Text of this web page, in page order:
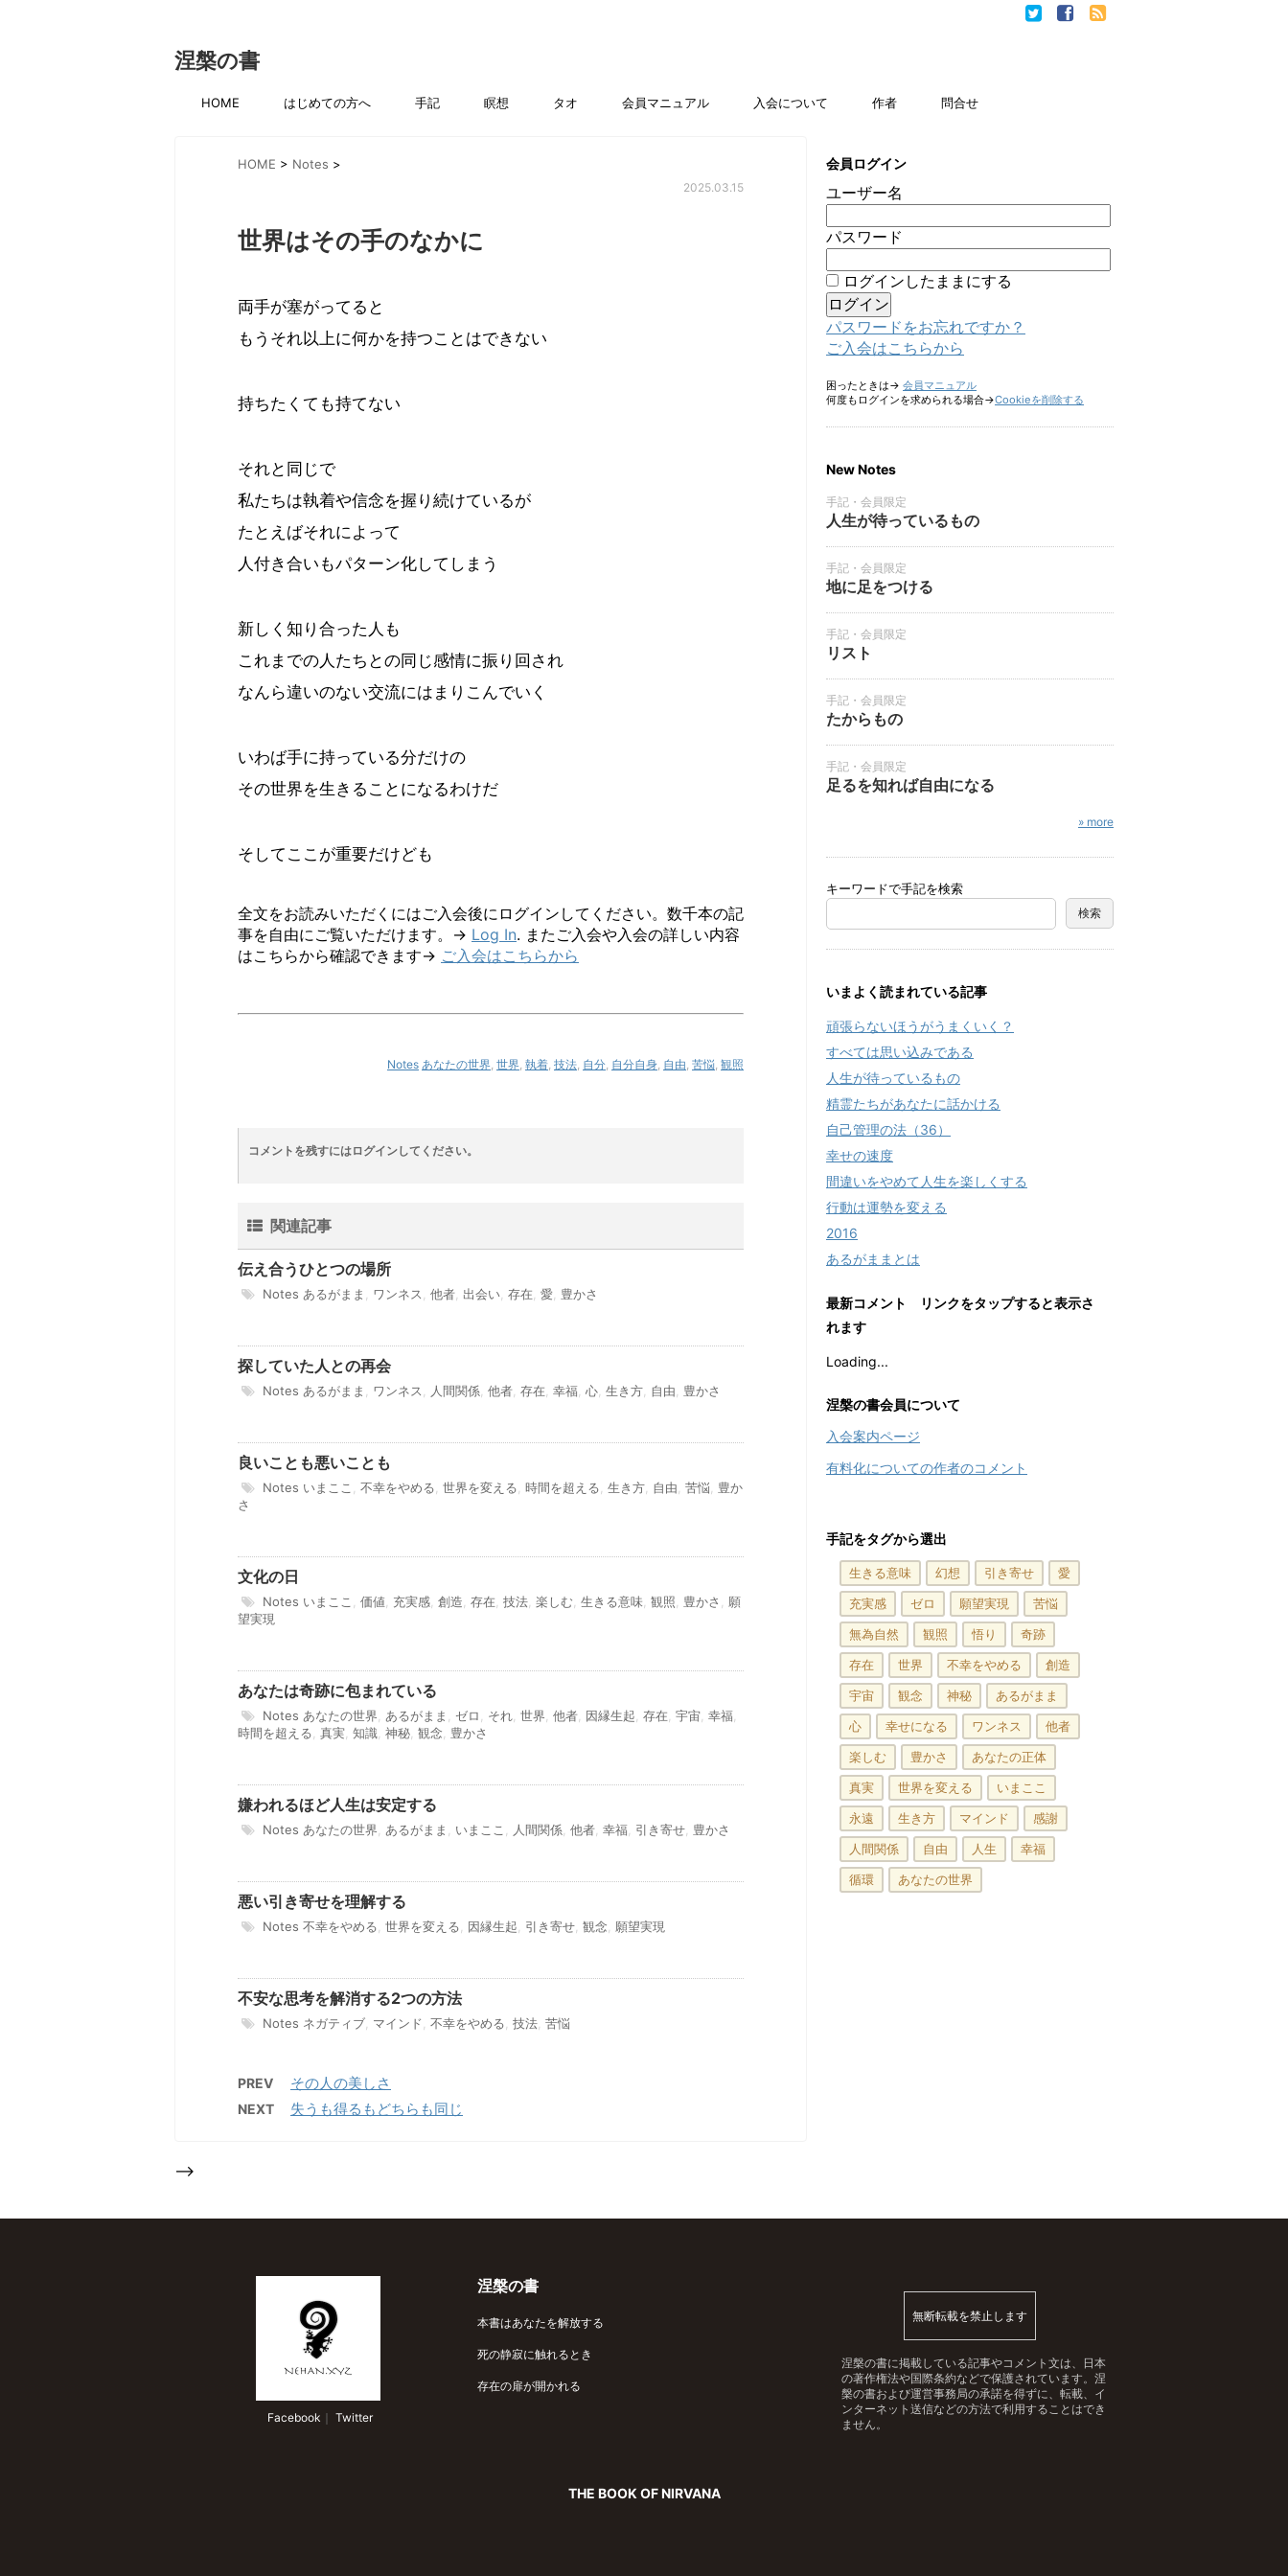
涅槃の書
HOME はじめての方へ 手記 瞑想 タオ 会員マニュアル 入会について 作者 問合せ
HOME > Notes >
2025.03.15
世界はその手のなかに
両手が塞がってると
もうそれ以上に何かを持つことはできない
持ちたくても持てない
それと同じで
私たちは執着や信念を握り続けているが
たとえばそれによって
人付き合いもパターン化してしまう
新しく知り合った人も
これまでの人たちとの同じ感情に振り回され
なんら違いのない交流にはまりこんでいく
いわば手に持っている分だけの
その世界を生きることになるわけだ
そしてここが重要だけども
全文をお読みいただくにはご入会後にログインしてください。数千本の記
事を自由にご覧いただけます。→ Log In. またご入会や入会の詳しい内容
はこちらから確認できます→ ご入会はこちらから
Notes あなたの世界 世界 執着 技法 自分 自分自身 自由 苦悩 観照
コメントを残すにはログインしてください。
関連記事
伝え合うひとつの場所
Notes あるがまま ワンネス 他者 出会い 存在 愛 豊かさ
探していた人との再会
Notes あるがまま ワンネス 人間関係 他者 存在 幸福 心 生き方 自由 豊かさ
良いことも悪いことも
Notes いまここ 不幸をやめる 世界を変える 時間を超える 生き方 自由 苦悩
豊か
さ
文化の日
Notes いまここ 価値 充実感 創造 存在 技法 楽しむ 生きる意味 観照 豊かさ
願
望実現
あなたは奇跡に包まれている
Notes あなたの世界 あるがまま ゼロ それ 世界 他者 因縁生起 存在 宇宙 幸福
時間を超える 真実 知識 神秘 観念 豊かさ
嫌われるほど人生は安定する
Notes あなたの世界 あるがまま いまここ 人間関係 他者 幸福 引き寄せ 豊かさ
悪い引き寄せを理解する
Notes 不幸をやめる 世界を変える 因縁生起 引き寄せ 観念 願望実現
不安な思考を解消する2つの方法
Notes ネガティブ マインド 不幸をやめる 技法 苦悩
PREV その人の美しさ
NEXT 失うも得るもどちらも同じ
会員ログイン
ユーザー名
パスワード
ログインしたままにする
パスワードをお忘れですか？
ご入会はこちらから
困ったときは→ 会員マニュアル
何度もログインを求められる場合→Cookieを削除する
New Notes
手記・会員限定
人生が待っているもの
手記・会員限定
地に足をつける
手記・会員限定
リスト
手記・会員限定
たからもの
手記・会員限定
足るを知れば自由になる
» more
キーワードで手記を検索
いまよく読まれている記事
頑張らないほうがうまくいく？
すべては思い込みである
人生が待っているもの
精霊たちがあなたに話かける
自己管理の法（36）
幸せの速度
間違いをやめて人生を楽しくする
行動は運勢を変える
2016
あるがままとは
最新コメント リンクをタップすると表示さ
れます
Loading...
涅槃の書会員について
入会案内ページ
有料化についての作者のコメント
手記をタグから選出
生きる意味 幻想 引き寄せ
愛
充実感
ゼロ 願望実現
苦悩
無為自然
観照 悟り
奇跡
存在
世界 不幸をやめる
創造
宇宙
観念 神秘
あるがまま
心
幸せになる ワンネス
他者
楽しむ
豊かさ
あなたの正体
真実
世界を変える
いまここ
永遠
生き方 マインド
感謝
人間関係
自由 人生
幸福
循環
あなたの世界
-->
Facebook ｜ Twitter
涅槃の書
本書はあなたを解放する
死の静寂に触れるとき
存在の扉が開かれる
無断転載を禁止します
涅槃の書に掲載している記事やコメント文は、日本
の著作権法や国際条約などで保護されています。涅
槃の書および運営事務局の承諾を得ずに、転載、イ
ンターネット送信などの方法で利用することはでき
ません。
THE BOOK OF NIRVANA